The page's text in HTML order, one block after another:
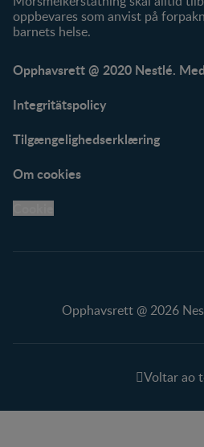
oppbevares som anvist på
barnets helse.
Opphavsrett @ 2020 Nestlé.
Integritätspolicy
Tilgængelighedserklæring
Om cookies
Opphavsrett @ 2026
Voltar ao